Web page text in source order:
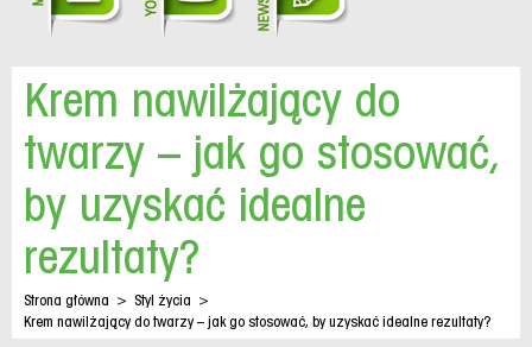
Krem nawilżający do
twarzy – jak go stosować,
by uzyskać idealne
rezultaty?
Strona główna > Styl życia >
Krem nawilżający do twarzy – jak go stosować, by uzyskać idealne rezultaty?